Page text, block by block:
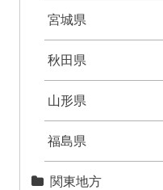
宮城県
秋田県
山形県
福島県
関東地方